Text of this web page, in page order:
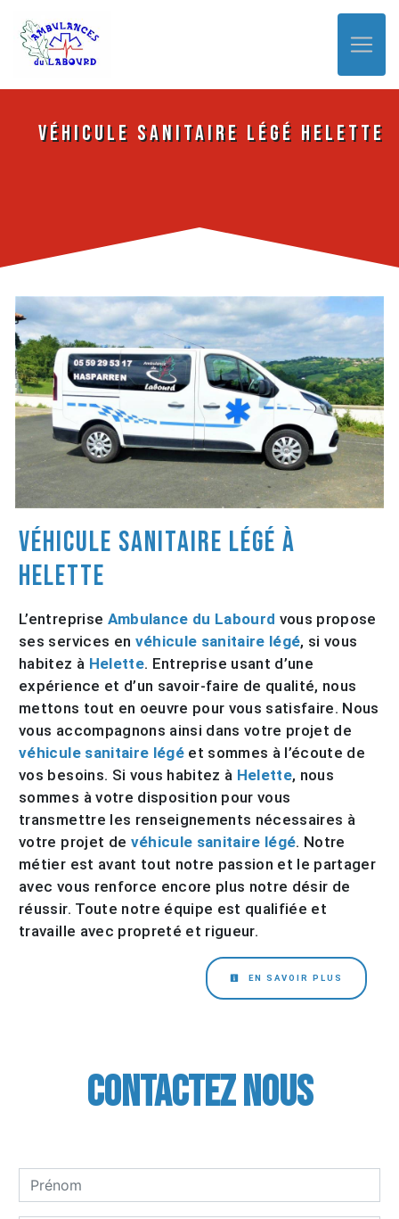
véhicule sanitaire légé Helette
véhicule sanitaire légé à
Helette
L’entreprise Ambulance du Labourd vous propose
ses services en véhicule sanitaire légé, si vous
habitez à Helette. Entreprise usant d’une
expérience et d’un savoir-faire de qualité, nous
mettons tout en oeuvre pour vous satisfaire. Nous
vous accompagnons ainsi dans votre projet de
véhicule sanitaire légéet sommes à l’écoute de
vos besoins. Si vous habitez à Helette, nous
sommes à votre disposition pour vous
transmettre les renseignements nécessaires à
votre projet de véhicule sanitaire légé. Notre
métier est avant tout notre passion et le partager
avec vous renforce encore plus notre désir de
réussir. Toute notre équipe est qualifiée et
travaille avec propreté et rigueur.
EN SAVOIR PLUS
Contactez nous